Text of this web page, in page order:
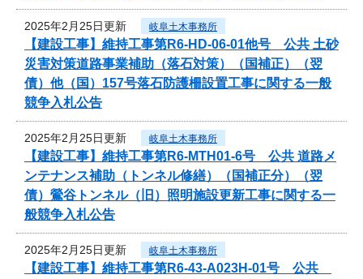
2025年2月25日更新 岐阜土木事務所
【建設工事】維持工事第R6-HD-06-01他号 公共 土砂
災害対策道路事業補助（落石対策）（国補正）（翌
債）他（国）157号落石防護柵設置工事に関する一般
競争入札公告
2025年2月25日更新 岐阜土木事務所
【建設工事】維持工事第R6-MTH01-6号 公共 道路メ
ンテナンス補助（トンネル修繕）（国補正分）（翌
債）鶯谷トンネル（旧）照明施設更新工事に関する一
般競争入札公告
2025年2月25日更新 岐阜土木事務所
【建設工事】維持工事第R6-43-A023H-01号 公共